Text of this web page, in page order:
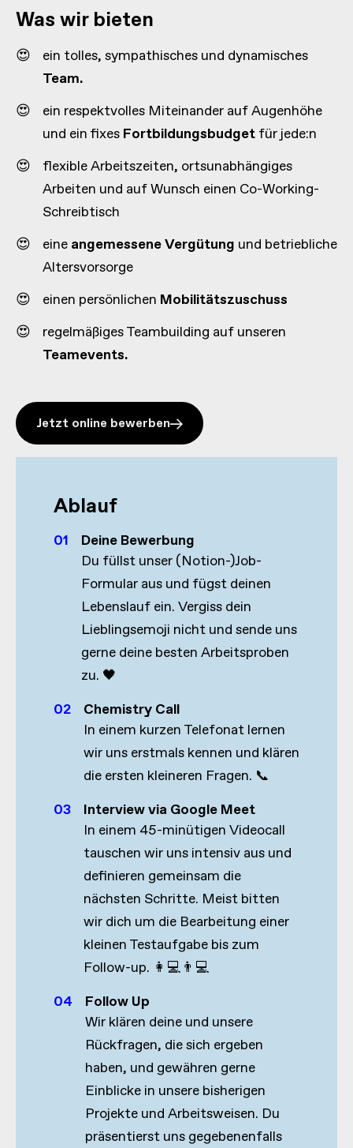
Was wir bieten
ein tolles, sympathisches und dynamisches
Team.
ein respektvolles Miteinander auf Augenhöhe
und ein fixes Fortbildungsbudgetfür jede:n
flexible Arbeitszeiten, ortsunabhängiges
Arbeiten und auf Wunsch einen Co-Working-
Schreibtisch
eine angemessene Vergütung und betriebliche
Altersvorsorge
einen persönlichen Mobilitätszuschuss
regelmäßiges Teambuilding auf unseren
Teamevents.
Jetzt online bewerben
Ablauf
01
Deine Bewerbung
Du füllst unser (Notion-)Job-
Formular aus und fügst deinen
Lebenslauf ein. Vergiss dein
Lieblingsemoji nicht und sende uns
gerne deine besten Arbeitsproben
zu. 🖤
02
Chemistry Call
In einem kurzen Telefonat lernen
wir uns erstmals kennen und klären
die ersten kleineren Fragen. 📞
03
Interview via Google Meet
In einem 45-minütigen Videocall
tauschen wir uns intensiv aus und
definieren gemeinsam die
nächsten Schritte. Meist bitten
wir dich um die Bearbeitung einer
kleinen Testaufgabe bis zum
Follow-up. 👩💻👨💻
04
Follow Up
Wir klären deine und unsere
Rückfragen, die sich ergeben
haben, und gewähren gerne
Einblicke in unsere bisherigen
Projekte und Arbeitsweisen. Du
präsentierst uns gegebenenfalls